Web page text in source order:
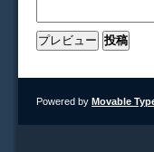
Powered by Movable